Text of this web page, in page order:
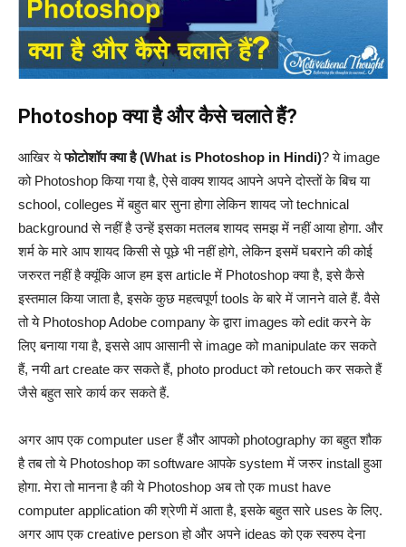
Photoshop क्या है और कैसे चलाते हैं?
आखिर येफोटोशॉप क्या है (What is Photoshop in Hindi)? ये image
को Photoshop किया गया है, ऐसे वाक्य शायद आपने अपने दोस्तों के बिच या
school, colleges में बहुत बार सुना होगा लेकिन शायद जो technical
background से नहीं है उन्हें इसका मतलब शायद समझ में नहीं आया होगा. और
शर्म के मारे आप शायद किसी से पूछे भी नहीं होगे, लेकिन इसमें घबराने की कोई
जरुरत नहीं है क्यूंकि आज हम इस article में Photoshop क्या है, इसे कैसे
इस्तमाल किया जाता है, इसके कुछ महत्वपूर्ण tools के बारे में जानने वाले हैं. वैसे
तो ये Photoshop Adobe company के द्वारा images को edit करने के
लिए बनाया गया है, इससे आप आसानी से image को manipulate कर सकते
हैं, नयी art create कर सकते हैं, photo product को retouch कर सकते हैं
जैसे बहुत सारे कार्य कर सकते हैं.
अगर आप एक computer user हैं और आपको photography का बहुत शौक
है तब तो ये Photoshop का software आपके system में जरुर install हुआ
होगा. मेरा तो मानना है की ये Photoshop अब तो एक must have
computer application की श्रेणी में आता है, इसके बहुत सारे uses के लिए.
अगर आप एक creative person हो और अपने ideas को एक स्वरुप देना